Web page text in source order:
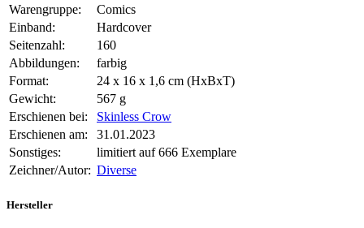
Warengruppe:
Comics
Einband:
Hardcover
Seitenzahl:
160
Abbildungen:
farbig
Format:
24 x 16 x 1,6 cm (HxBxT)
Gewicht:
567 g
Erschienen bei:
Skinless Crow
Erschienen am:
31.01.2023
Sonstiges:
limitiert auf 666 Exemplare
Zeichner/Autor: Diverse
Hersteller